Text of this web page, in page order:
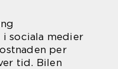
sociala medier
per
tid. Bilen